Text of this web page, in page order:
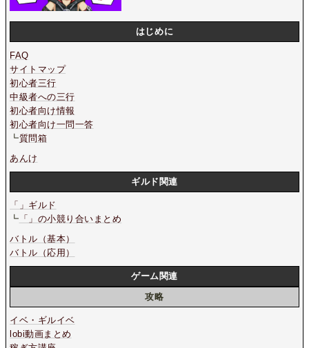
はじめに
FAQ
サイトマップ
初心者三行
中級者への三行
初心者向け情報
初心者向け一問一答
┗質問箱
あんけ
ギルド関連
「」ギルド
┗ 「」の小競り合いまとめ
バトル（基本）
バトル（応用）
ゲーム関連
攻略
イベ・ギルイベ
lobi動画まとめ